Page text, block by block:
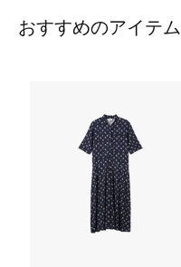
おすすめのアイテム